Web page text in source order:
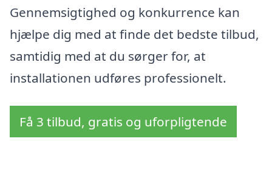
Gennemsigtighed og konkurrence kan
hjælpe dig med at finde det bedste tilbud,
samtidig med at du sørger for, at
installationen udføres professionelt.
Få 3 tilbud, gratis og uforpligtende